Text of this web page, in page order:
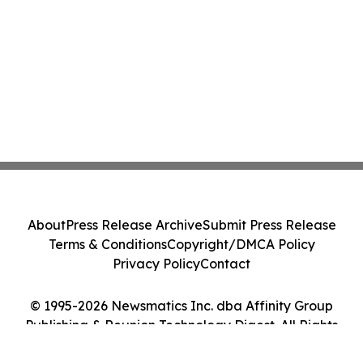
© 1995-2026 Newsmatics Inc. dba Affinity Group
Publishing & Reunion Technology Digest. All Rights
AboutPress Release ArchiveSubmit Press Release
Terms & ConditionsCopyright/DMCA Policy
Privacy PolicyContact